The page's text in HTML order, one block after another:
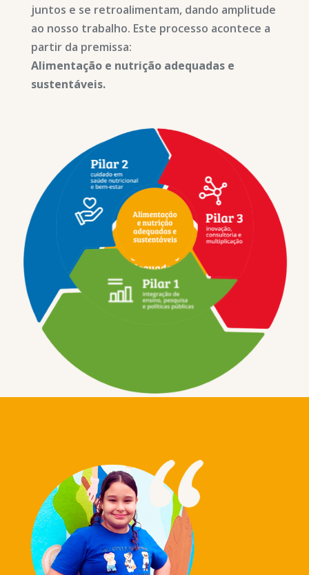
juntos e se retroalimentam, dando amplitude
ao nosso trabalho. Este processo acontece a
partir da premissa:
Alimentação e nutrição adequadas e
sustentáveis.